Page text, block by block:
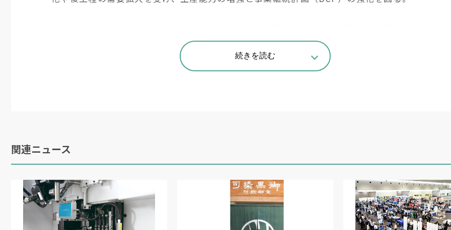
の相互バックアップ体制を構築し、地政学的リスクや自然災害時にも供給を継続できるサプラ
ェーンを実現した。「将来的には伊勢原を研究開発拠点とし、奈良に量産機能を随時移していく
（大野治社長）。両拠点を合わせた生産能力は年間6万軸を確保しており
電子部品などを加工する機械に当社のマグネスケールが使われる。レーザスケールだけでなくマ
ネスケールも伸びている」と強い手応えを示した。
奈良事業所では無人搬送車（
）と生産管理システムを連携させた自動搬送システムを導入し
部材や仕掛品の工程間搬送を自動化し、生産リードタイムの短縮と高い品質管理を進めていく。
続きを読む
関連ニュース